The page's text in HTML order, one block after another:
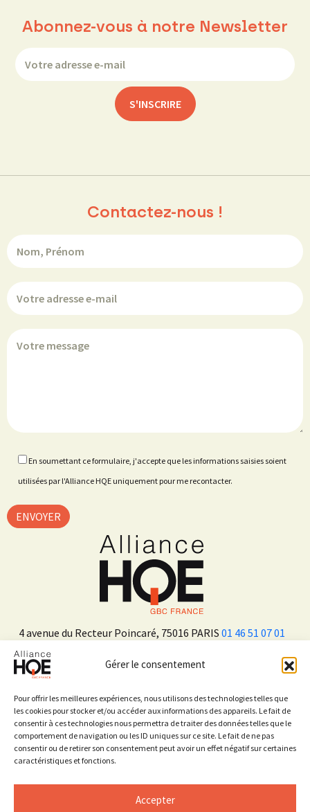
Gérer le consentement
Pour offrir les meilleures expériences, nous utilisons des technologies telles que
les cookies pour stocker et/ou accéder aux informations des appareils. Le fait de
consentir à ces technologies nous permettra de traiter des données telles que le
comportement de navigation ou les ID uniques sur ce site. Le fait de ne pas
consentir ou de retirer son consentement peut avoir un effet négatif sur certaines
caractéristiques et fonctions.
Accepter
Abonnez-vous à notre Newsletter
4 avenue du Recteur Poincaré, 75016 PARIS 01 46 51 07 01
Sur les réseaux sociaux
Contactez-nous !
En soumettant ce formulaire, j'accepte que les informations saisies soient
utilisées par l'Alliance HQE uniquement pour me recontacter.